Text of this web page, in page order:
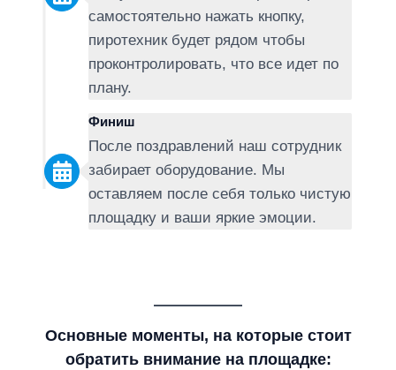
самостоятельно нажать кнопку,
пиротехник будет рядом чтобы
проконтролировать, что все идет по
плану.
Финиш
После поздравлений наш сотрудник
забирает оборудование. Мы
оставляем после себя только чистую
площадку и ваши яркие эмоции.
Основные моменты, на которые стоит
обратить внимание на площадке: